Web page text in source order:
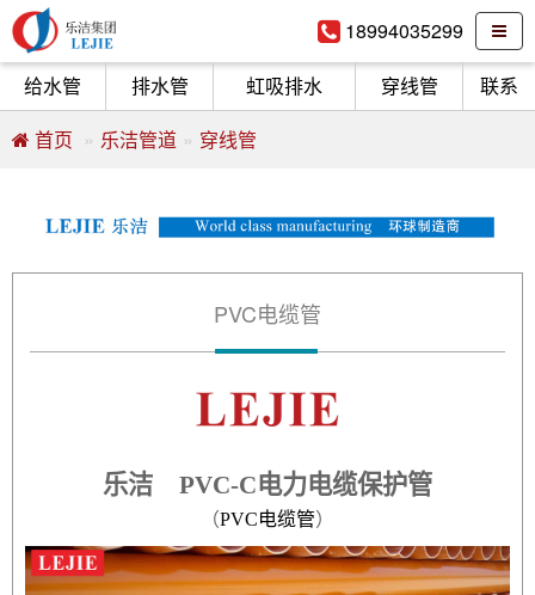
18994035299
给水管
排水管 虹吸排水 穿线管
联系
首页
乐洁管道 穿线管
PVC电缆管
乐洁 PVC-C电力电缆保护管
（PVC电缆管）